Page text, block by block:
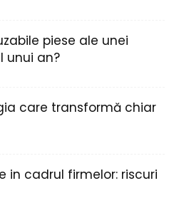
piese ale unei
unui an?
care transformă chiar
in cadrul firmelor: riscuri